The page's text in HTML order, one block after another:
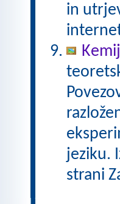
in
jeziku.
strani